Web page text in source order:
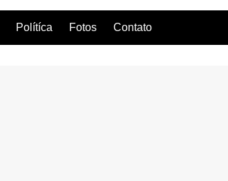
Polítíca Fotos Contato